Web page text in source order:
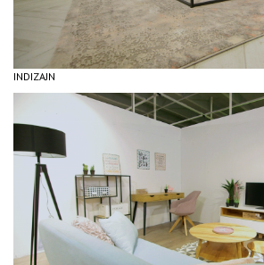
INDIZAJN